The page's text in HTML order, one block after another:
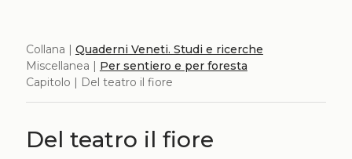
Collana | Quaderni Veneti. Studi e ricerche
Miscellanea | Per sentiero e per foresta
Capitolo | Del teatro il fiore
Del teatro il fiore